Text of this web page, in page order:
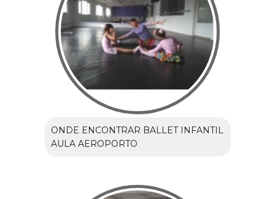
ONDE ENCONTRAR BALLET INFANTIL
AULA AEROPORTO